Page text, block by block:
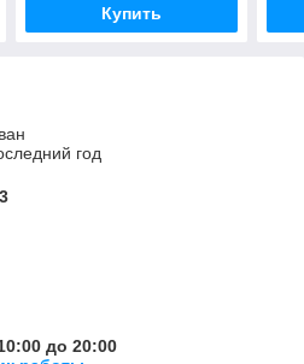
Купить
год
до 20:00